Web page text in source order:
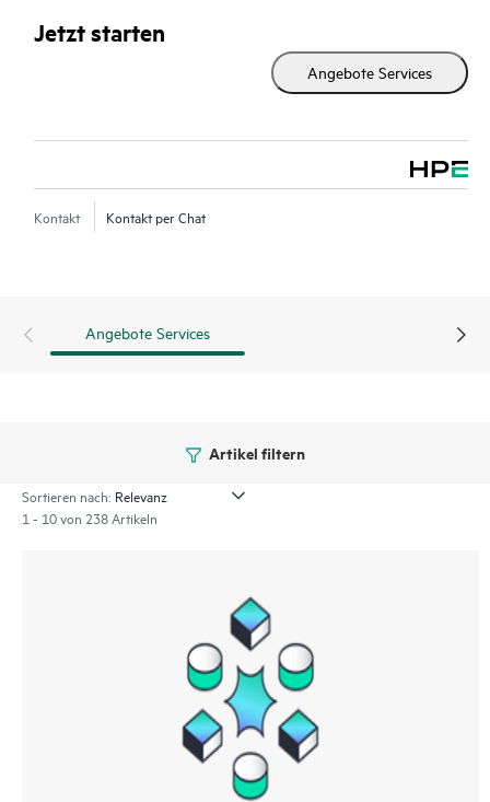
Jetzt starten
Angebote Services
Kontakt Kontakt per Chat
Angebote Services
Artikel filtern
Sortieren nach:
1 - 10 von 238 Artikeln